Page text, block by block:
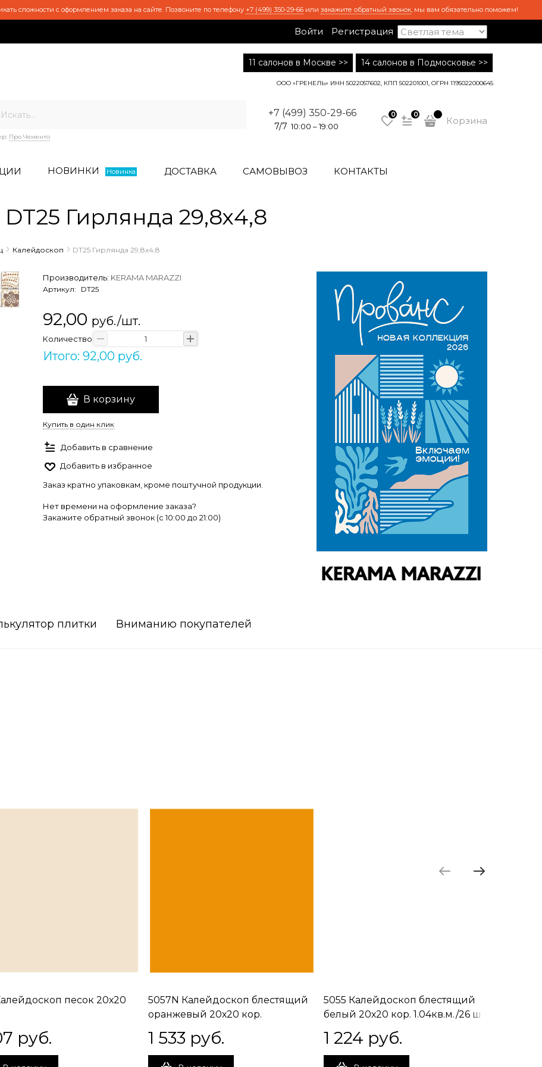
сложности с оформлением заказа на сайте. Позвоните по телефону +7 (499) 350-29-66 или закажите обратный звонок, мы вам обязательно поможем!
Войти Регистрация
11 салонов в Москве >> 14 салонов в Подмосковье >>
ООО «ГРЕНЕЛЬ» ИНН 5022057602, КПП 502201001, ОГРН 1195022000645
Про Чементо
+7 (499) 350-29-66
7/7 10:00 – 19:00
0 0
Корзина
НОВИНКИ Новинка ДОСТАВКА САМОВЫВОЗ КОНТАКТЫ
Гирлянда 29,8х4,8
Калейдоскоп DT25 Гирлянда 29,8х4,8
Производитель: KERAMA MARAZZI
Артикул: DT25
92,00 руб./шт.
Количество
Итого: 92,00 руб.
В корзину
Купить в один клик
Добавить в сравнение
Добавить в избранное
Заказ кратно упаковкам, кроме поштучной продукции.
Нет времени на оформление заказа?
Закажите обратный звонок (c 10:00 до 21:00)
плитки Вниманию покупателей
песок 20х20
руб.
5057N Калейдоскоп блестящий
оранжевый 20х20 кор.
1.04кв.м./26 шт.
1 533 руб.
5055 Калейдоскоп блестящий
белый 20х20 кор. 1.04кв.м./26 шт.
1 224 руб.